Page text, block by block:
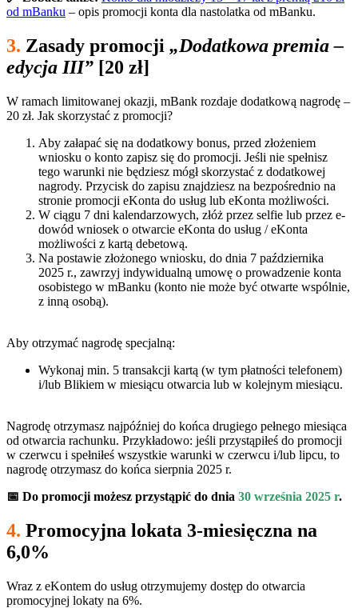
od mBanku – opis promocji konta dla nastolatka od mBanku.
3. Zasady promocji „Dodatkowa premia –
edycja III” [20 zł]
W ramach limitowanej okazji, mBank rozdaje dodatkową nagrodę –
20 zł. Jak skorzystać z promocji?
Aby załapać się na dodatkowy bonus, przed złożeniem
wniosku o konto zapisz się do promocji. Jeśli nie spełnisz
tego warunki nie będziesz mógł skorzystać z dodatkowej
nagrody. Przycisk do zapisu znajdziesz na bezpośrednio na
stronie promocji eKonta do usług lub eKonta możliwości.
W ciągu 7 dni kalendarzowych, złóż przez selfie lub przez e-
dowód wniosek o otwarcie eKonta do usług / eKonta
możliwości z kartą debetową.
Na postawie złożonego wniosku, do dnia 7 października
2025 r., zawrzyj indywidualną umowę o prowadzenie konta
osobistego w mBanku (konto nie może być otwarte wspólnie,
z inną osobą).
Aby otrzymać nagrodę specjalną:
Wykonaj min. 5 transakcji kartą (w tym płatności telefonem)
i/lub Blikiem w miesiącu otwarcia lub w kolejnym miesiącu.
Nagrodę otrzymasz najpóźniej do końca drugiego pełnego miesiąca
od otwarcia rachunku. Przykładowo: jeśli przystąpiłeś do promocji
w czerwcu i spełniłeś wszystkie warunki w czerwcu i/lub lipcu, to
nagrodę otrzymasz do końca sierpnia 2025 r.
📅 Do promocji możesz przystąpić do dnia 30 września 2025 r.
4. Promocyjna lokata 3-miesięczna na
6,0%
Wraz z eKontem do usług otrzymujemy dostęp do otwarcia
promocyjnej lokaty na 6%.